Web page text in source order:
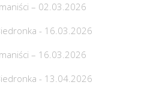
– 02.03.2026
- 16.03.2026
– 16.03.2026
- 13.04.2026